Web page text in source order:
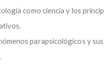
como ciencia y los
parapsicológicos y sus